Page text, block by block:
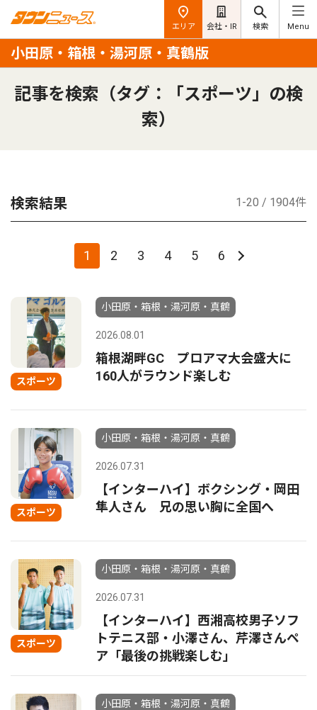
エリア 会社・IR 検索 Menu
小田原・箱根・湯河原・真鶴版
記事を検索（タグ：「スポーツ」の検
索）
検索結果 1-20 / 1904件
1 2 3 4 5 6
スポーツ
小田原・箱根・湯河原・真鶴
2026.08.01
箱根湖畔GC プロアマ大会盛大に
160人がラウンド楽しむ
スポーツ
小田原・箱根・湯河原・真鶴
2026.07.31
【インターハイ】ボクシング・岡田
隼人さん 兄の思い胸に全国へ
スポーツ
小田原・箱根・湯河原・真鶴
2026.07.31
【インターハイ】西湘高校男子ソフ
トテニス部・小澤さん、芹澤さんペ
ア「最後の挑戦楽しむ」
小田原・箱根・湯河原・真鶴